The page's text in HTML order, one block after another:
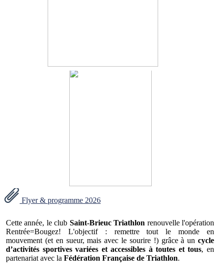
Flyer & programme 2026
Cette année, le club Saint-Brieuc Triathlon renouvelle l'opération
Rentrée=Bougez! L'objectif : remettre tout le monde en
mouvement (et en sueur, mais avec le sourire !) grâce à un cycle
d’activités sportives variées et accessibles à toutes et tous, en
partenariat avec la Fédération Française de Triathlon.